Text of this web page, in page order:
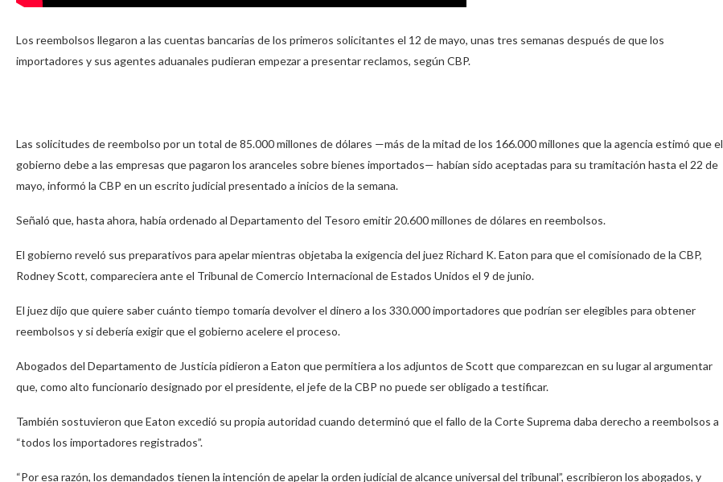
Los reembolsos llegaron a las cuentas bancarias de los primeros solicitantes el 12 de mayo, unas tres semanas después de que los
importadores y sus agentes aduanales pudieran empezar a presentar reclamos, según CBP.
Las solicitudes de reembolso por un total de 85.000 millones de dólares —más de la mitad de los 166.000 millones que la agencia estimó que el
gobierno debe a las empresas que pagaron los aranceles sobre bienes importados— habían sido aceptadas para su tramitación hasta el 22 de
mayo, informó la CBP en un escrito judicial presentado a inicios de la semana.
Señaló que, hasta ahora, había ordenado al Departamento del Tesoro emitir 20.600 millones de dólares en reembolsos.
El gobierno reveló sus preparativos para apelar mientras objetaba la exigencia del juez Richard K. Eaton para que el comisionado de la CBP,
Rodney Scott, compareciera ante el Tribunal de Comercio Internacional de Estados Unidos el 9 de junio.
El juez dijo que quiere saber cuánto tiempo tomaría devolver el dinero a los 330.000 importadores que podrían ser elegibles para obtener
reembolsos y si debería exigir que el gobierno acelere el proceso.
Abogados del Departamento de Justicia pidieron a Eaton que permitiera a los adjuntos de Scott que comparezcan en su lugar al argumentar
que, como alto funcionario designado por el presidente, el jefe de la CBP no puede ser obligado a testificar.
También sostuvieron que Eaton excedió su propia autoridad cuando determinó que el fallo de la Corte Suprema daba derecho a reembolsos a
“todos los importadores registrados”.
“Por esa razón, los demandados tienen la intención de apelar la orden judicial de alcance universal del tribunal”, escribieron los abogados, y